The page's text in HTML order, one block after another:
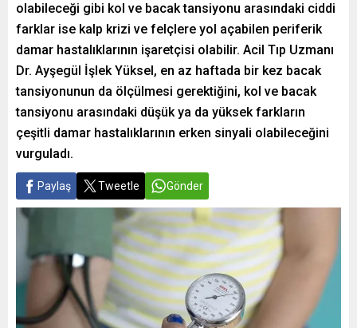
olabileceği gibi kol ve bacak tansiyonu arasındaki ciddi
farklar ise kalp krizi ve felçlere yol açabilen periferik
damar hastalıklarının işaretçisi olabilir. Acil Tıp Uzmanı
Dr. Ayşegül İşlek Yüksel, en az haftada bir kez bacak
tansiyonunun da ölçülmesi gerektiğini, kol ve bacak
tansiyonu arasındaki düşük ya da yüksek farkların
çeşitli damar hastalıklarının erken sinyali olabileceğini
vurguladı.
Paylaş Tweetle Gönder